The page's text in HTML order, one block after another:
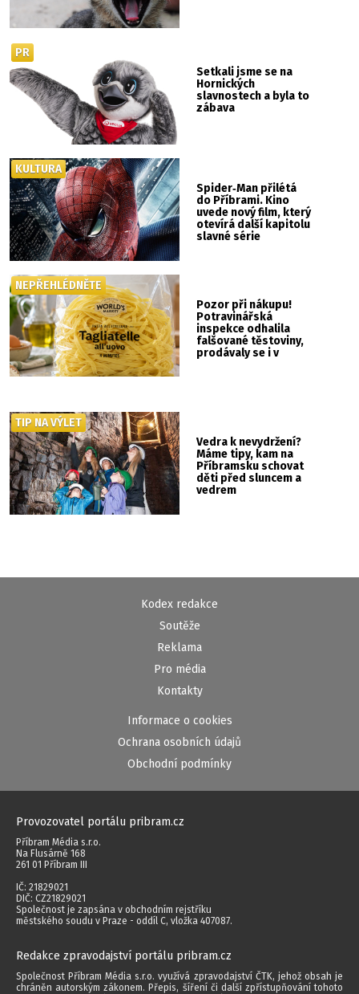
Setkali jsme se na
Hornických
slavnostech a byla to
zábava
PR
Spider‑Man přilétá
do Příbrami. Kino
uvede nový film, který
otevírá další kapitolu
slavné série
KULTURA
Pozor při nákupu!
Potravinářská
inspekce odhalila
falšované těstoviny,
prodávaly se i v
NEPŘEHLÉDNĚTE
Vedra k nevydržení?
Máme tipy, kam na
Příbramsku schovat
děti před sluncem a
vedrem
TIP NA VÝLET
Kodex redakce
Soutěže
Reklama
Pro média
Kontakty
Informace o cookies
Ochrana osobních údajů
Obchodní podmínky
Provozovatel portálu pribram.cz
Příbram Média s.r.o.
Na Flusárně 168
261 01 Příbram III
IČ: 21829021
DIČ: CZ21829021
Společnost je zapsána v obchodním rejstříku
městského soudu v Praze - oddíl C, vložka 407087.
Redakce zpravodajství portálu pribram.cz
Společnost Příbram Média s.r.o. využívá zpravodajství ČTK, jehož obsah je
chráněn autorským zákonem. Přepis, šíření či další zpřístupňování tohoto